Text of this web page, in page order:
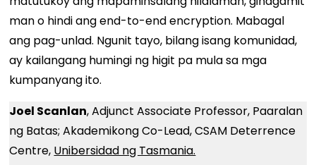
man o hindi ang end-to-end encryption. Mabagal
ang pag-unlad. Ngunit tayo, bilang isang komunidad,
ay kailangang humingi ng higit pa mula sa mga
kumpanyang ito.
Joel Scanlan, Adjunct Associate Professor, Paaralan
ng Batas; Akademikong Co-Lead, CSAM Deterrence
Centre, Unibersidad ng Tasmania.